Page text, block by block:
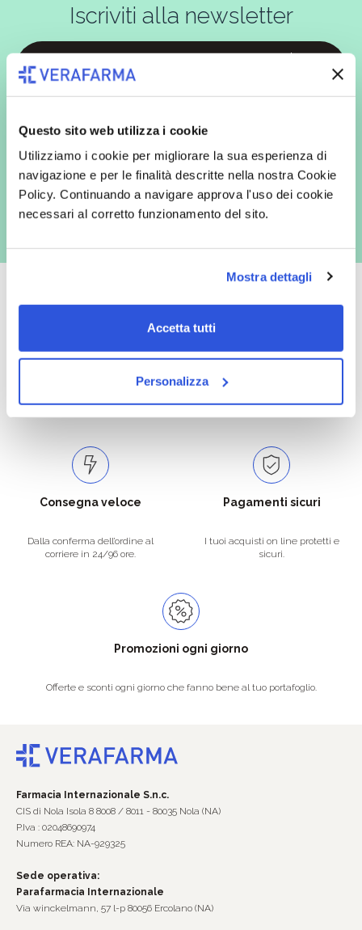
Questo sito web utilizza i cookie
Utilizziamo i cookie per migliorare la sua esperienza di
navigazione e per le finalità descritte nella nostra Cookie
Policy. Continuando a navigare approva l'uso dei cookie
necessari al corretto funzionamento del sito.
Mostra dettagli
Accetta tutti
Personalizza
Iscriviti alla newsletter
In qualità di interessato, avendo letto l’informativaPrivacy Policy
espressamente al trattamento dei miei dati personali per finalità
commerciali da parte di Verafarma, tra cui invio di comunicazioni
marketing (con modalità telematiche - quali ad es. newsletter ed e-mail
con inviti e comunicazioni commerciali - e modalità tradizionali, quali ad
es. posta cartacea)
Catalogo prodotti ampio e completo
Con un acquisto minimo di 29.90 €
Spedizioni in tutta Europa a 20€.
Consegna veloce
Dalla conferma dell’ordine al
corriere in 24/96 ore.
Pagamenti sicuri
I tuoi acquisti on line protetti e
sicuri.
Promozioni ogni giorno
Offerte e sconti ogni giorno che fanno bene al tuo portafoglio.
Farmacia Internazionale S.n.c.
CIS di Nola Isola 8 8008 / 8011 - 80035 Nola (NA)
P.Iva : 02048690974
Numero REA: NA-929325
Sede operativa:
Parafarmacia Internazionale
Via winckelmann, 57 l-p 80056 Ercolano (NA)